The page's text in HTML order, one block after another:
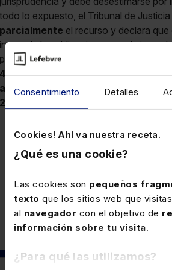
Consentimiento Detalles
Cookies! Ahí va nuestra receta.
¿Qué es una cookie?
Las cookies son pequeños
texto que los sitios web que
al navegador con el objetivo de
información sobre tu visita.
¿Para qué las utilizamos?
todo lo expuesto, el Tribunal de Justicia
parcialmente el recurso y declara que
incumple las obligaciones que le
principio de efectividad al adoptar y
40/2015 art.32.3 a 6 y art.34.1,
art.67.1, párrafo 3º
TJUE 28-6-
2022/610013